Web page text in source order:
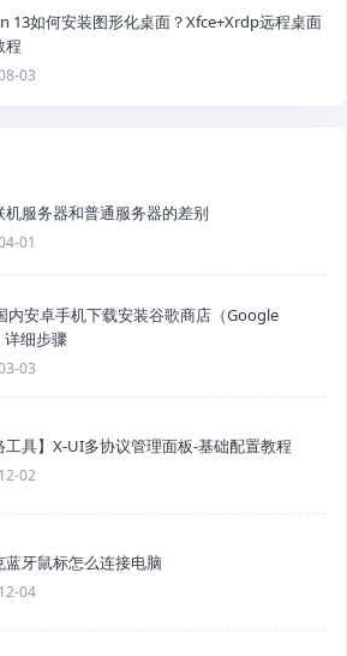
13如何安装图形化桌面？Xfce+Xrdp远程桌面
程
03
机服务器和普通服务器的差别
01
内安卓手机下载安装谷歌商店（Google
详细步骤
03
工具】X-UI多协议管理面板-基础配置教程
02
蓝牙鼠标怎么连接电脑
04